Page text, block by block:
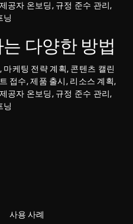
공자 온보딩, 규정 준수 관리,
닝
다양한 방법
케팅 전략 계획, 콘텐츠 캘린
접수, 제품 출시, 리소스 계획,
공자 온보딩, 규정 준수 관리,
닝
사용 사례